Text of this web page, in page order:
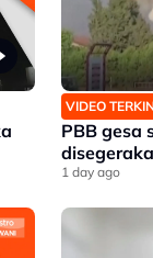
VIDEO
PBB gesa
1 day ago